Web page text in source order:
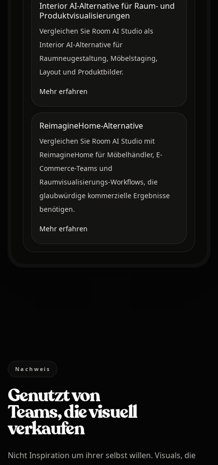
Interior AI-Alternative für Raum- und
Produktvisualisierungen
Vergleichen Sie Room AI Studio als
Interior AI-Alternative für
Raumneugestaltung, Möbelstaging,
Layout und Produktbilder.
Mehr erfahren
ReimagineHome-Alternative
Vergleichen Sie Room AI Studio mit
ReimagineHome für Möbelhändler, E-
Commerce-Teams und
Raumvisualisierungs-Workflows, die
glaubwürdige kommerzielle Ergebnisse
benötigen.
Mehr erfahren
Nachweis
Genutzt von
Teams, die visuell
verkaufen
Nicht Inspiration um ihrer selbst willen. Visuals, die